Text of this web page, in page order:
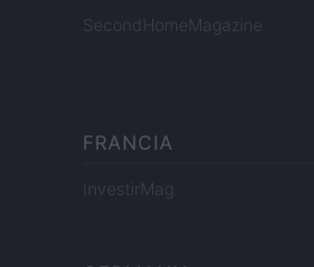
SecondHomeMagazine
FRANCIA
InvestirMag